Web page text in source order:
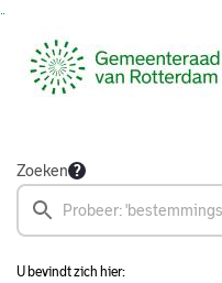
Zoeken
U bevindt zich hier: